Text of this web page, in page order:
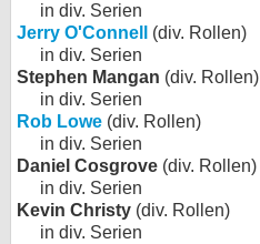
in div. Serien
Jerry O'Connell
(div. Rollen)
in div. Serien
Stephen Mangan (div. Rollen)
in div. Serien
Rob Lowe (div. Rollen)
in div. Serien
Daniel Cosgrove (div. Rollen)
in div. Serien
Kevin Christy (div. Rollen)
in div. Serien